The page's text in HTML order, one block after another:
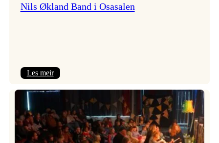
Nils Økland Band i Osasalen
Les meir:
Økland
Band
i
Osasalen